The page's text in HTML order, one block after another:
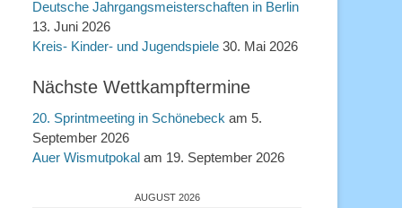
Deutsche Jahrgangsmeisterschaften in Berlin
13. Juni 2026
Kreis- Kinder- und Jugendspiele 30. Mai 2026
Nächste Wettkampftermine
20. Sprintmeeting in Schönebeck am 5.
September 2026
Auer Wismutpokal am 19. September 2026
AUGUST 2026